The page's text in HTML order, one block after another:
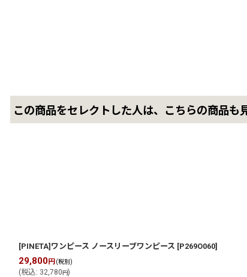
この商品をセレクトした人は、こちらの商品も
[PINETA]ワンピース ノースリーブワンピース [P269O060]
29,800円 (税別)
(税込: 32,780円)